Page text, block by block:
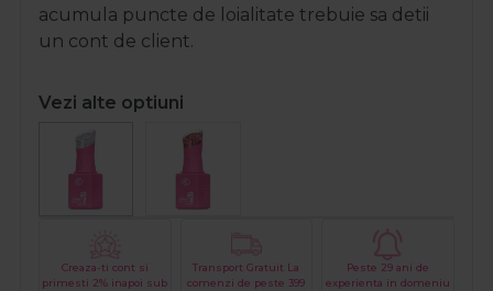
acumula puncte de loialitate trebuie sa detii
un cont de client.
Vezi alte optiuni
Creaza-ti cont si
primesti 2% inapoi sub
Transport Gratuit La
comenzi de peste 399
Peste 29 ani de
experienta in domeniu